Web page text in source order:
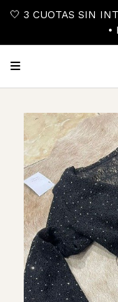
🤍 3 CUOTAS SIN
•